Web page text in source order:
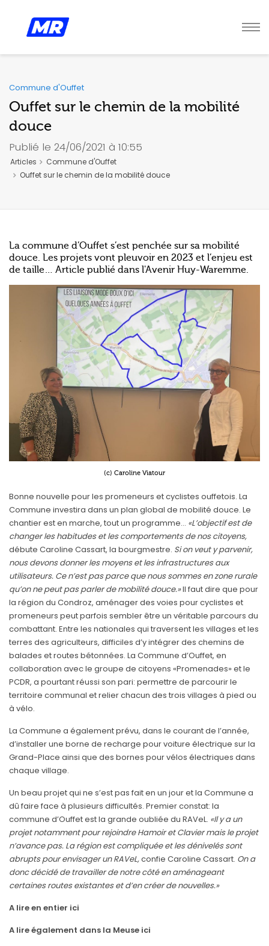
Commune d'Ouffet
Ouffet sur le chemin de la mobilité
douce
Publié le 24/06/2021 à 10:55
Articles
Commune d'Ouffet
Ouffet sur le chemin de la mobilité douce
La commune d’Ouffet s’est penchée sur sa mobilité
douce. Les projets vont pleuvoir en 2023 et l’enjeu est
de taille… Article publié dans l'Avenir Huy-Waremme.
(c) Caroline Viatour
Bonne nouvelle pour les promeneurs et cyclistes ouffetois. La
Commune investira dans un plan global de mobilité douce. Le
chantier est en marche, tout un programme… «L’objectif est de
changer les habitudes et les comportements de nos citoyens,
débute Caroline Cassart, la bourgmestre. Si on veut y parvenir,
nous devons donner les moyens et les infrastructures aux
utilisateurs. Ce n’est pas parce que nous sommes en zone rurale
qu’on ne peut pas parler de mobilité douce.»Il faut dire que pour
la région du Condroz, aménager des voies pour cyclistes et
promeneurs peut parfois sembler être un véritable parcours du
combattant. Entre les nationales qui traversent les villages et les
terres des agriculteurs, difficiles d’y intégrer des chemins de
balades et routes bétonnées. La Commune d’Ouffet, en
collaboration avec le groupe de citoyens «Promenades» et le
PCDR, a pourtant réussi son pari: permettre de parcourir le
territoire communal et relier chacun des trois villages à pied ou
à vélo.
La Commune a également prévu, dans le courant de l’année,
d’installer une borne de recharge pour voiture électrique sur la
Grand-Place ainsi que des bornes pour vélos électriques dans
chaque village.
Un beau projet qui ne s’est pas fait en un jour et la Commune a
dû faire face à plusieurs difficultés. Premier constat: la
commune d’Ouffet est la grande oubliée du RAVeL. «Il y a un
projet notamment pour rejoindre Hamoir et Clavier mais le projet
n’avance pas. La région est compliquée et les dénivelés sont
abrupts pour envisager un RAVeL,confie Caroline Cassart. On a
donc décidé de travailler de notre côté en aménageant
certaines routes existantes et d’en créer de nouvelles.»
A lire en entier ici
A lire également dans la Meuse ici